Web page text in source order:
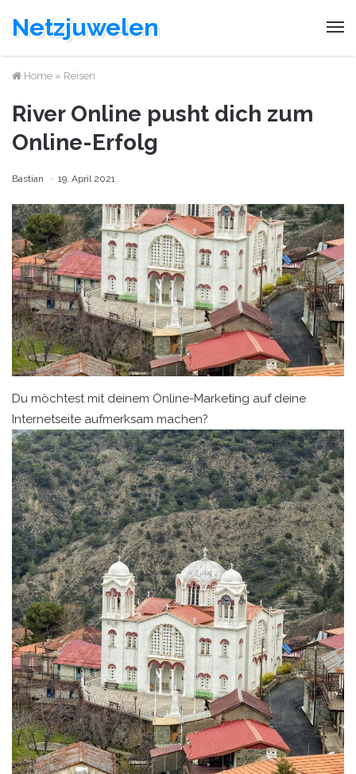
Netzjuwelen
Home » Reisen
River Online pusht dich zum
Online-Erfolg
Bastian 19. April 2021
Du möchtest mit deinem Online-Marketing auf deine
Internetseite aufmerksam machen?